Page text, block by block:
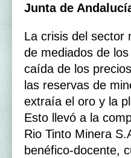
Junta de
La crisis del sector
de mediados de
caída de los
las reservas de
extraía el oro y la
Esto llevó a la
Rio Tinto Minera
benéfico-docente,